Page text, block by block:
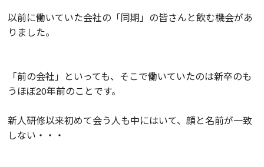
以前に働いていた会社の「同期」の皆さんと飲む機会があ
りました。
「前の会社」といっても、そこで働いていたのは新卒のも
うほぼ20年前のことです。
新人研修以来初めて会う人も中にはいて、顔と名前が一致
しない・・・